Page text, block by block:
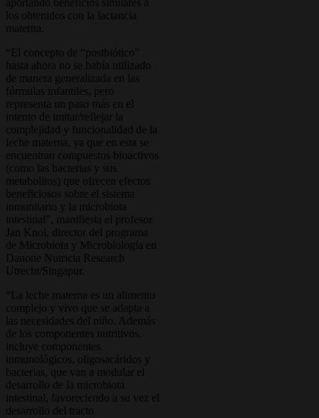
los obtenidos con la lactancia
materna.
“El concepto de “postbiótico”
hasta ahora no se había utilizado
de manera generalizada en las
fórmulas infantiles, pero
representa un paso más en el
intento de imitar/reflejar la
complejidad y funcionalidad de la
leche materna, ya que en esta se
encuentran compuestos bioactivos
(como las bacterias y sus
metabolitos) que ofrecen efectos
beneficiosos sobre el sistema
inmunitario y la microbiota
intestinal”, manifiesta el profesor
Jan Knol, director del programa
de Microbiota y Microbiología en
Danone Nutricia Research
Utrecht/Singapur.
“La leche materna es un alimento
complejo y vivo que se adapta a
las necesidades del niño. Además
de los componentes nutritivos,
incluye componentes
inmunológicos, oligosacáridos y
bacterias, que van a modular el
desarrollo de la microbiota
intestinal, favoreciendo a su vez el
desarrollo del tracto